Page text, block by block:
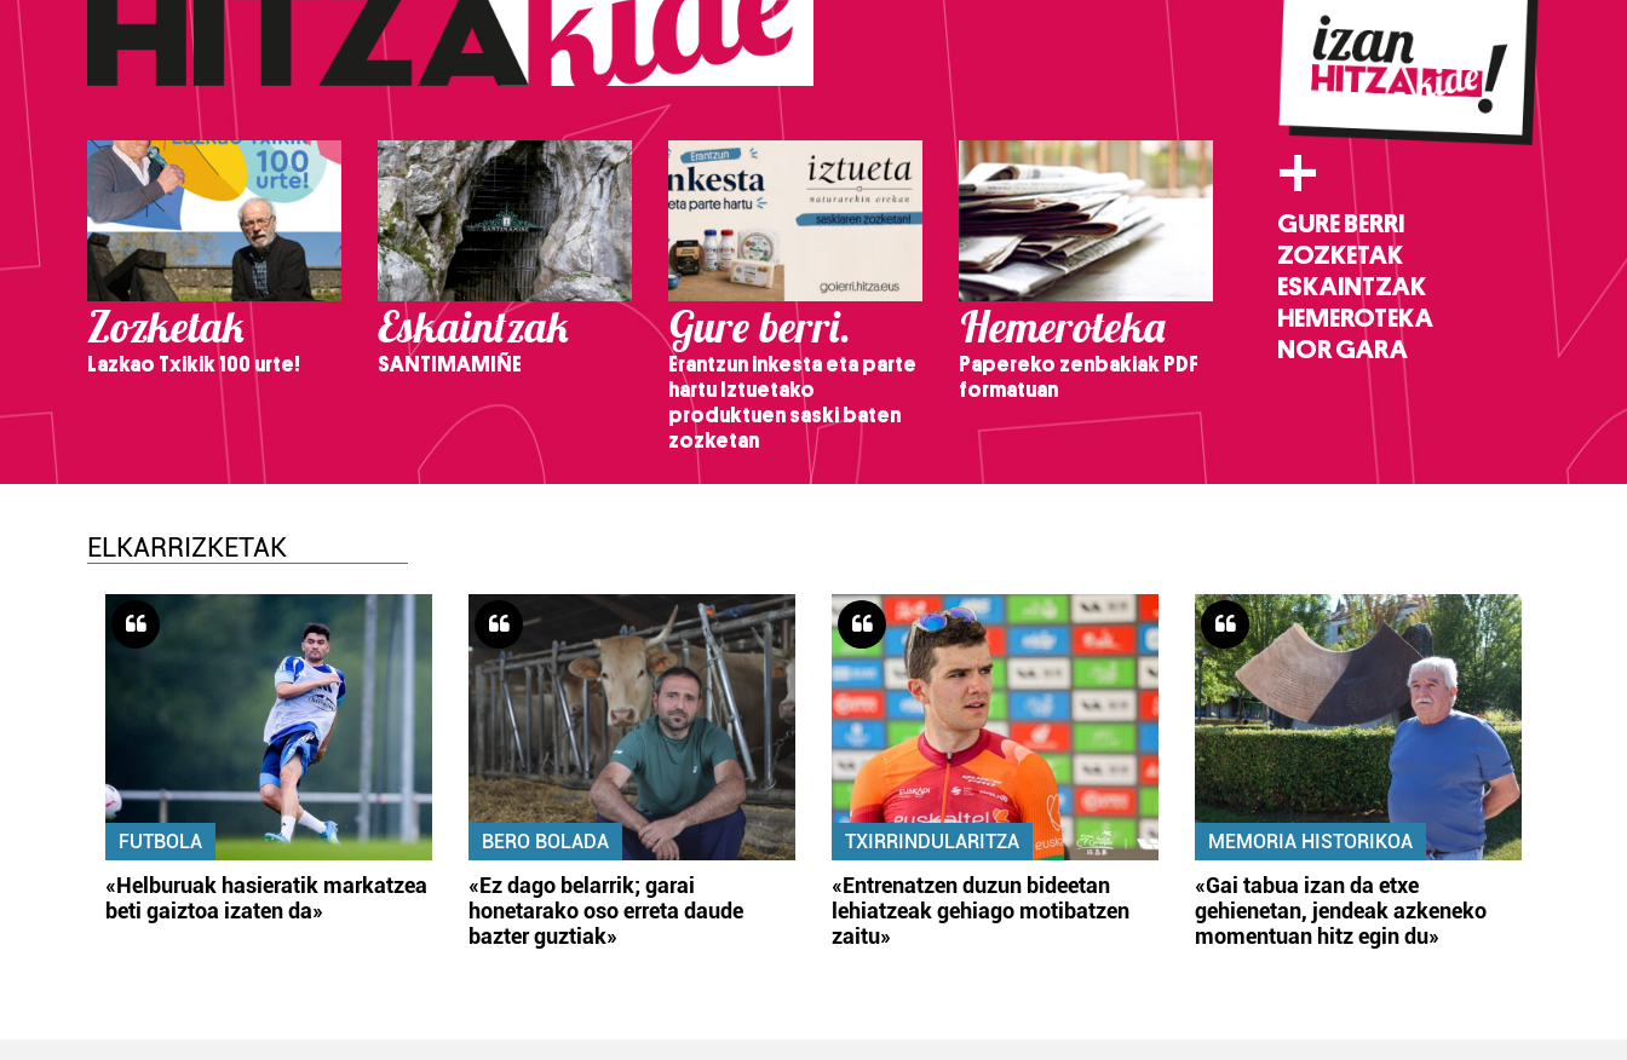
Zozketak
Lazkao Txikik 100 urte!
Eskaintzak
SANTIMAMIÑE
Gure berri.
Erantzun inkesta eta parte
hartu Iztuetako
produktuen saski baten
zozketan
Hemeroteka
Papereko zenbakiak PDF
formatuan
+
GURE BERRI
ZOZKETAK
ESKAINTZAK
HEMEROTEKA
NOR GARA
ELKARRIZKETAK
FUTBOLA
«Helburuak hasieratik markatzea
beti gaiztoa izaten da»
BERO BOLADA
«Ez dago belarrik; garai
honetarako oso erreta daude
bazter guztiak»
TXIRRINDULARITZA
«Entrenatzen duzun bideetan
lehiatzeak gehiago motibatzen
zaitu»
MEMORIA HISTORIKOA
«Gai tabua izan da etxe
gehienetan, jendeak azkeneko
momentuan hitz egin du»